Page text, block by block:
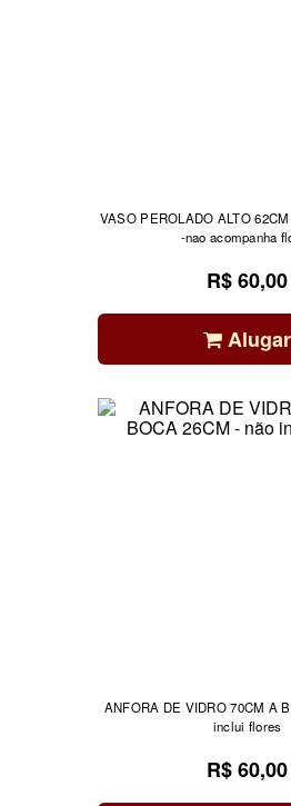
VASO PEROLADO ALTO
-nao acompanha
R$ 60,00
Alugar
ANFORA DE VIDRO 70CM A
inclui flores
R$ 60,00